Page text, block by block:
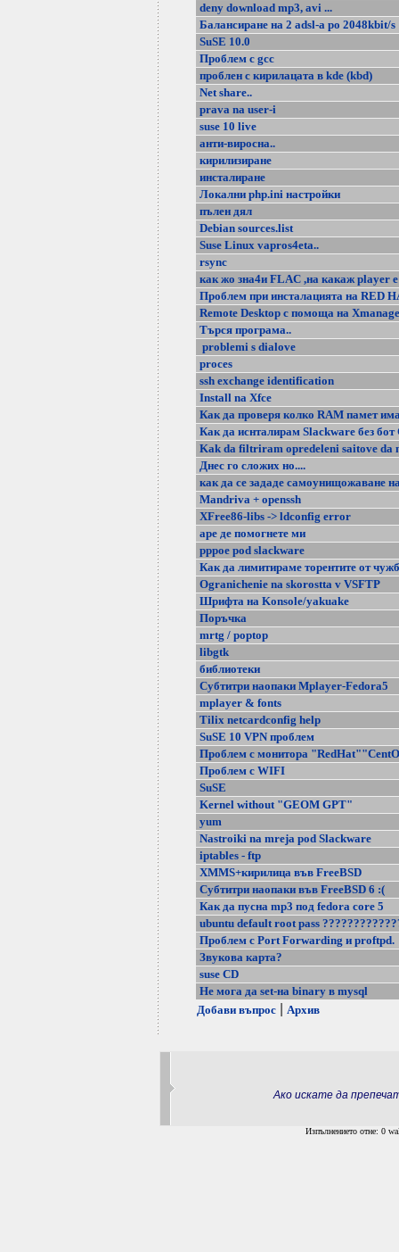
deny download mp3, avi ...
Балансиране на 2 adsl-a po 2048kbit/s
SuSE 10.0
Проблем с gcc
проблен с кирилацата в kde (kbd)
Net share..
prava na user-i
suse 10 live
анти-виросна..
кирилизиране
инсталиране
Локални php.ini настройки
пълен дял
Debian sources.list
Suse Linux vapros4eta..
rsync
как жо зна4и FLAC ,на какаж player е
Проблем при инсталацията на RED
Remote Desktop с помоща на
Търся програма..
problemi s dialove
proces
ssh exchange identification
Install na Xfce
Как да проверя колко RAM памет
Как да иснталирам Slackware без бот
Kak da filtriram opredeleni saitove da
Днес го сложих но....
как да се зададе самоунищожаване
Mandriva + openssh
XFree86-libs -> ldconfig error
аре де помогнете ми
pppoe pod slackware
Как да лимитираме торентите от
Ogranichenie na skorostta v VSFTP
Шрифтa на Konsole/yakuake
Поръчка
mrtg / poptop
libgtk
библиотеки
Субтитри наопаки Mplayer-Fedora5
mplayer & fonts
Тilix netcardconfig help
SuSE 10 VPN проблем
Проблем с монитора
Проблем с WIFI
SuSE
Kernel without "GEOM GPT"
yum
Nastroiki na mreja pod Slackware
iptables - ftp
XMMS+кирилица във FreeBSD
Субтитри наопаки във FreeBSD 6 :(
Как да пусна mp3 под fedora core 5
ubuntu default root pass
Проблем с Port Forwarding и proftpd.
Звукова карта?
suse CD
Не мога да set-на binary в mysql
Добави въпрос| Архив
Ако искате да
Изпълнението отне: 0